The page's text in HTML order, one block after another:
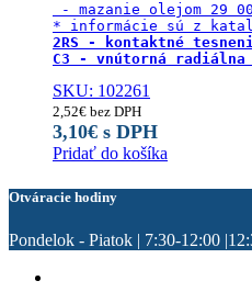
- mazanie olejom 29
2RS - kontaktné
C3 - vnútorná
SKU: 102261
2,52€ bez DPH
3,10€ s DPH
Pridať do košíka
Otváracie hodiny
Pondelok - Piatok | 7:30-12:00